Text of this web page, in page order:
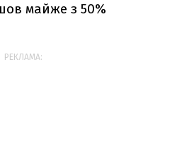
майже з 50%
РЕКЛАМА: